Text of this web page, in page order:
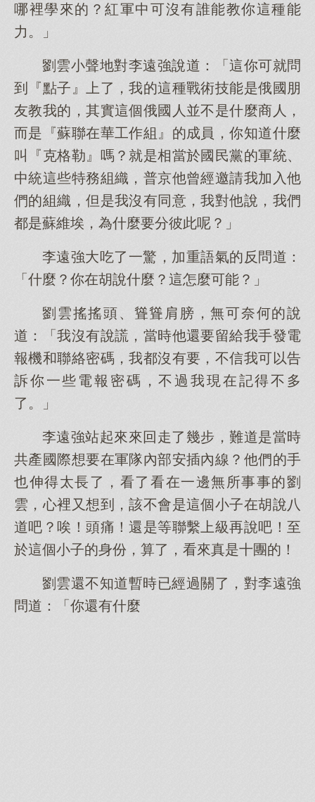
哪裡學來的？紅軍中可沒有誰能教你這種能
力。」
劉雲小聲地對李遠強說道：「這你可就問
到『點子』上了，我的這種戰術技能是俄國朋
友教我的，其實這個俄國人並不是什麼商人，
而是『蘇聯在華工作組』的成員，你知道什麼
叫『克格勒』嗎？就是相當於國民黨的軍統、
中統這些特務組織，普京他曾經邀請我加入他
們的組織，但是我沒有同意，我對他說，我們
都是蘇維埃，為什麼要分彼此呢？」
李遠強大吃了一驚，加重語氣的反問道：
「什麼？你在胡說什麼？這怎麼可能？」
劉雲搖搖頭、聳聳肩膀，無可奈何的說
道：「我沒有說謊，當時他還要留給我手發電
報機和聯絡密碼，我都沒有要，不信我可以告
訴你一些電報密碼，不過我現在記得不多
了。」
李遠強站起來來回走了幾步，難道是當時
共產國際想要在軍隊內部安插內線？他們的手
也伸得太長了，看了看在一邊無所事事的劉
雲，心裡又想到，該不會是這個小子在胡說八
道吧？唉！頭痛！還是等聯繫上級再說吧！至
於這個小子的身份，算了，看來真是十團的！
劉雲還不知道暫時已經過關了，對李遠強
問道：「你還有什麼